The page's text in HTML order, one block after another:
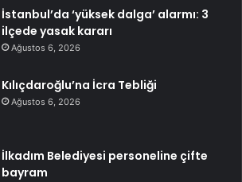
İstanbul’da ‘yüksek dalga’ alarmı: 3
ilçede yasak kararı
Ağustos 6, 2026
Kılıçdaroğlu’na İcra Tebliği
Ağustos 6, 2026
İlkadım Belediyesi personeline çifte
bayram